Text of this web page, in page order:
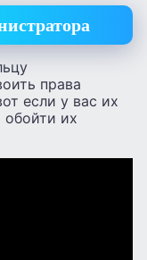
права
если у вас их
обойти их